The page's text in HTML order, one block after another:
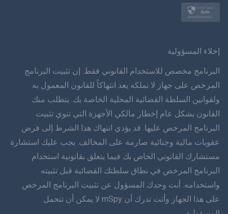
简体 体 中文
हिंददी
اللغة الهولندية
עברית
رومانا
إخلاء المسؤولية
البرنامج مخصص للاستخدام القانوني فقط. إن تثبيت البرنامج
المرخص على جهاز لا تملكه يعد انتهاكاً للقانون المعمول به
ولقوانين السلطة القضائية المحلية الخاصة بك. يتطلب منك
القانون بشكل عام إخطار مالكي الأجهزة التي تنوي تثبيت
البرنامج المرخص عليها. قد يؤدي انتهاك هذا الشرط إلى فرض
عقوبات مالية وجنائية صارمة على المخالف. يجب عليك استشارة
مستشارك القانوني الخاص بك فيما يتعلق بقانونية استخدام
البرنامج المرخص في نطاق سلطتك القضائية قبل تثبيته
واستخدامه. أنت وحدك المسؤول عن تثبيت البرنامج المرخص
على هذا الجهاز وأنت تدرك أن mSpy لا يمكن أن تتحمل